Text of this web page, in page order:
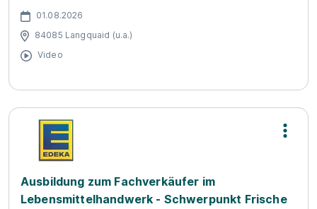
01.08.2026
84085 Langquaid (u.a.)
Video
Ausbildung zum Fachverkäufer im
Lebensmittelhandwerk - Schwerpunkt Frische